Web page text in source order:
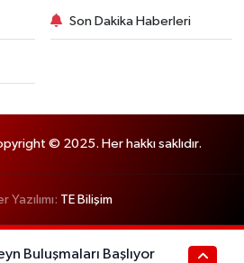
Son Dakika Haberleri
© 2025. Her hakkı saklıdır.
Yazılımı: TE Bilişim
Buluşmaları Başlıyor